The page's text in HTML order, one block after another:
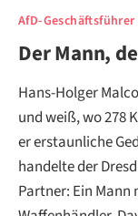
AfD-Geschäftsführer
Der Mann,
Hans-Holger
und weiß, wo 278
er erstaunliche
handelte der
Partner: Ein Mann